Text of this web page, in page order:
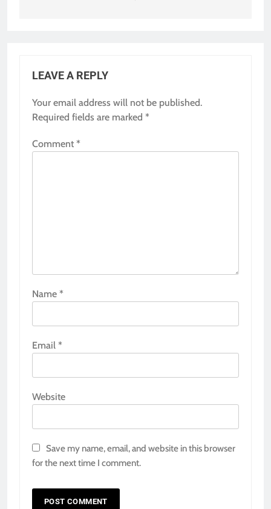
LEAVE A REPLY
Your email address will not be published.
Required fields are marked *
Comment *
Name *
Email *
Website
Save my name, email, and website in this browser
for the next time I comment.